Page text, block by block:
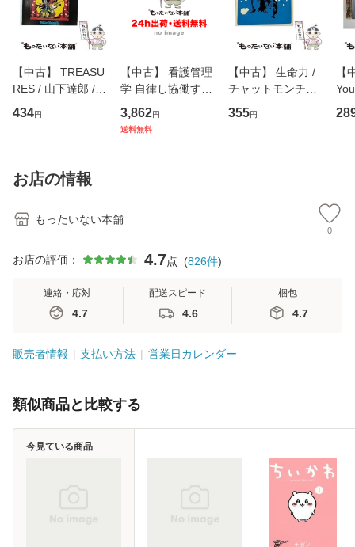
【中古】 TREASU
RES / 山下達郎 /
イーストウエス
ト・ジャパン [CD]
434円
【中古】 看護管理
学 自律し協働する
専門職の看護マネ
ジメントスキル 改
3,862円
送料無料
【中古】 生命力 /
チャットモンチー /
キューンレコード
[CD]【メール便送
355円
【
のが
お店の情報
もったいない本舗
0
お店の評価： 4.7点 (826件)
連絡・応対
4.7
配送スピード
4.6
梱包
4.7
販売者情報 支払い方法 営業日カレンダー
類似商品と比較する
今見ている商品